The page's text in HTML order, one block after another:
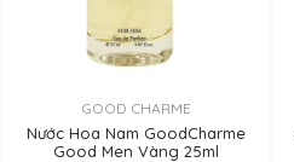
GOOD CHARME
Nước Hoa Nam GoodCharme
Good Men Vàng 25ml